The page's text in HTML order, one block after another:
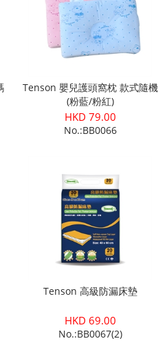
Tenson 嬰兒護頭窩枕 款式隨機
(粉藍/粉紅)
HKD 79.00
No.:BB0066
Tenson 高級防漏床墊
HKD 69.00
No.:BB0067(2)